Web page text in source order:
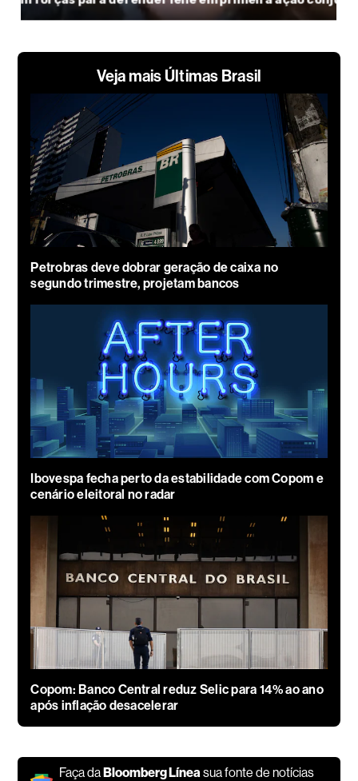
Veja mais Últimas Brasil
Petrobras deve dobrar geração de caixa no
segundo trimestre, projetam bancos
Ibovespa fecha perto da estabilidade com Copom e
cenário eleitoral no radar
Copom: Banco Central reduz Selic para 14% ao ano
após inflação desacelerar
Faça daBloomberg Líneasua fonte de notícias